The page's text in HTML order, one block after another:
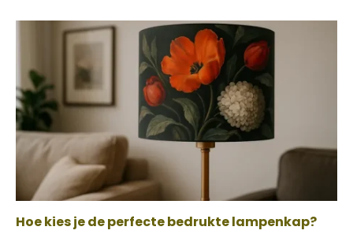
Hoe kies je de perfecte bedrukte lampenkap?